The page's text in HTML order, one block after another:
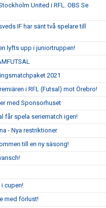
United i RFL. OBS Se
IF har sänt två spelare till
lyfts upp i juniortruppen!
2021
i RFL (Futsal) mot Örebro!
med Sponsorhuset
får spela seriematch igen!
- Nya restriktioner
till en ny säsong!
cupen!
med förlust!